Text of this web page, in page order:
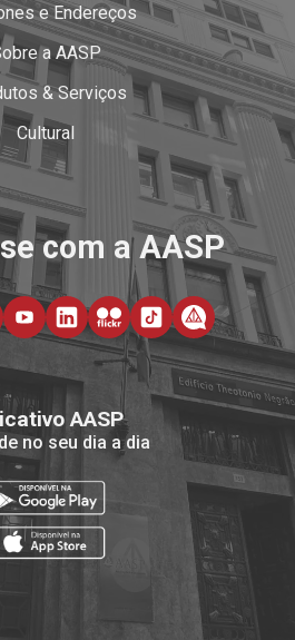
e Endereços
a AASP
& Serviços
Cultural
com a AASP
AASP
no seu dia a dia